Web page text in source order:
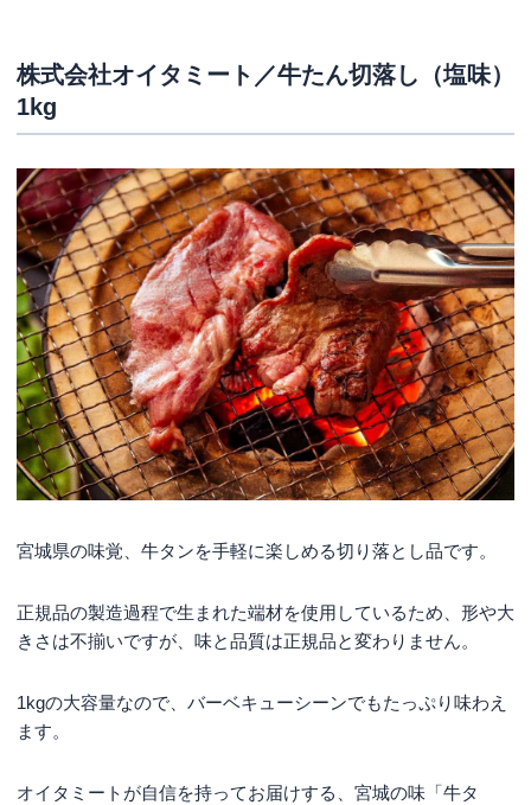
株式会社オイタミート／牛たん切落し（塩味）
1kg
宮城県の味覚、牛タンを手軽に楽しめる切り落とし品です。
正規品の製造過程で生まれた端材を使用しているため、形や大
きさは不揃いですが、味と品質は正規品と変わりません。
1kgの大容量なので、バーベキューシーンでもたっぷり味わえ
ます。
オイタミートが自信を持ってお届けする、宮城の味「牛タ